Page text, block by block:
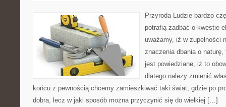
Przyroda Ludzie bardzo
potrafią zadbać o kwestie
uważamy, iż w zupełności
znaczenia dbania o
jest powiedziane, iż to
dlatego należy zmienić
końcu z pewnością chcemy zamieszkiwać taki świat, gdzie po
dobra, lecz w jaki sposób można przyczynić się do wielkiej […]